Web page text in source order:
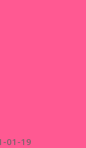
01-19